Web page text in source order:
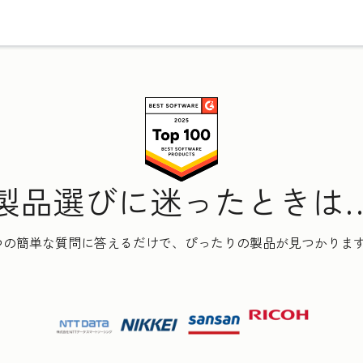
品選びに迷ったときは
簡単な質問に答えるだけで、ぴったりの製品が見つかります